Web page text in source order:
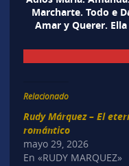
Marcharte. Todo e
Amar y Querer.
Relacionado
Rudy Márquez – El
romántico
mayo 29, 2026
En «RUDY MARQUEZ»